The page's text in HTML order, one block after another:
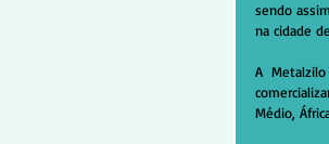
sendo
na cidade
A
Médio,